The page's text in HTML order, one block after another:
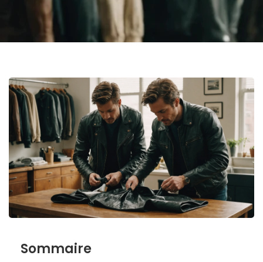
Sommaire